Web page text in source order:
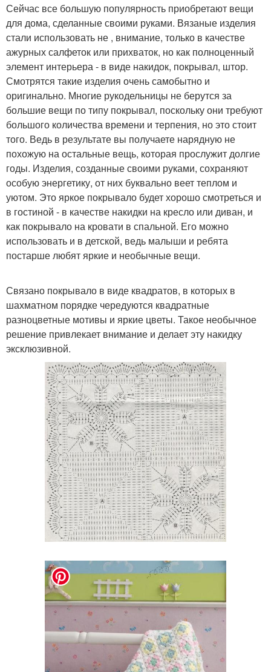
Сейчас все большую популярность приобретают вещи
для дома, сделанные своими руками. Вязаные изделия
стали использовать не , внимание, только в качестве
ажурных салфеток или прихваток, но как полноценный
элемент интерьера - в виде накидок, покрывал, штор.
Смотрятся такие изделия очень самобытно и
оригинально. Многие рукодельницы не берутся за
большие вещи по типу покрывал, поскольку они требуют
большого количества времени и терпения, но это стоит
того. Ведь в результате вы получаете нарядную не
похожую на остальные вещь, которая прослужит долгие
годы. Изделия, созданные своими руками, сохраняют
особую энергетику, от них буквально веет теплом и
уютом. Это яркое покрывало будет хорошо смотреться и
в гостиной - в качестве накидки на кресло или диван, и
как покрывало на кровати в спальной. Его можно
использовать и в детской, ведь малыши и ребята
постарше любят яркие и необычные вещи.
Связано покрывало в виде квадратов, в которых в
шахматном порядке чередуются квадратные
разноцветные мотивы и яркие цветы. Такое необычное
решение привлекает внимание и делает эту накидку
эксклюзивной.